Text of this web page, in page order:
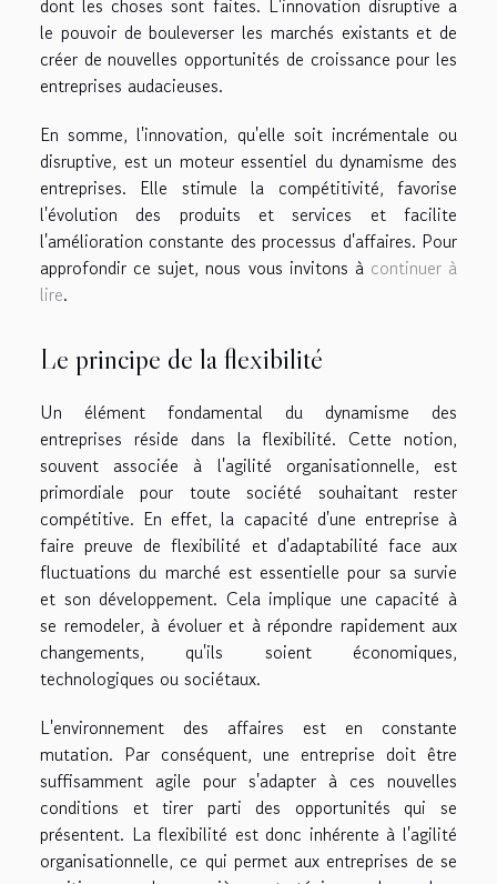
dont les choses sont faites. L'innovation disruptive a
le pouvoir de bouleverser les marchés existants et de
créer de nouvelles opportunités de croissance pour les
entreprises audacieuses.
En somme, l'innovation, qu'elle soit incrémentale ou
disruptive, est un moteur essentiel du dynamisme des
entreprises. Elle stimule la compétitivité, favorise
l'évolution des produits et services et facilite
l'amélioration constante des processus d'affaires. Pour
approfondir ce sujet, nous vous invitons à continuer à
lire.
Le principe de la flexibilité
Un élément fondamental du dynamisme des
entreprises réside dans la flexibilité. Cette notion,
souvent associée à l'agilité organisationnelle, est
primordiale pour toute société souhaitant rester
compétitive. En effet, la capacité d'une entreprise à
faire preuve de flexibilité et d'adaptabilité face aux
fluctuations du marché est essentielle pour sa survie
et son développement. Cela implique une capacité à
se remodeler, à évoluer et à répondre rapidement aux
changements, qu'ils soient économiques,
technologiques ou sociétaux.
L'environnement des affaires est en constante
mutation. Par conséquent, une entreprise doit être
suffisamment agile pour s'adapter à ces nouvelles
conditions et tirer parti des opportunités qui se
présentent. La flexibilité est donc inhérente à l'agilité
organisationnelle, ce qui permet aux entreprises de se